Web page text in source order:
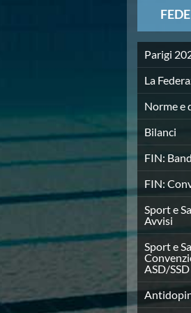
News
Europei a
Nuoto
Eventi attività
Calendario
Norme e
Risultati e
Graduatorie
Graduatorie
Azzurri
Records
News
Flash
Pallanuoto
Norme e
Le
Coppa Italia
Campionato A1
Campionato A1
Parigi
La
Norme e
Bilanci
FIN:
FIN:
Sport e
Avvisi
Sport e
ASD/SSD